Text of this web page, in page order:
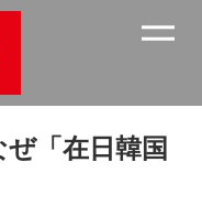
「在日韓国